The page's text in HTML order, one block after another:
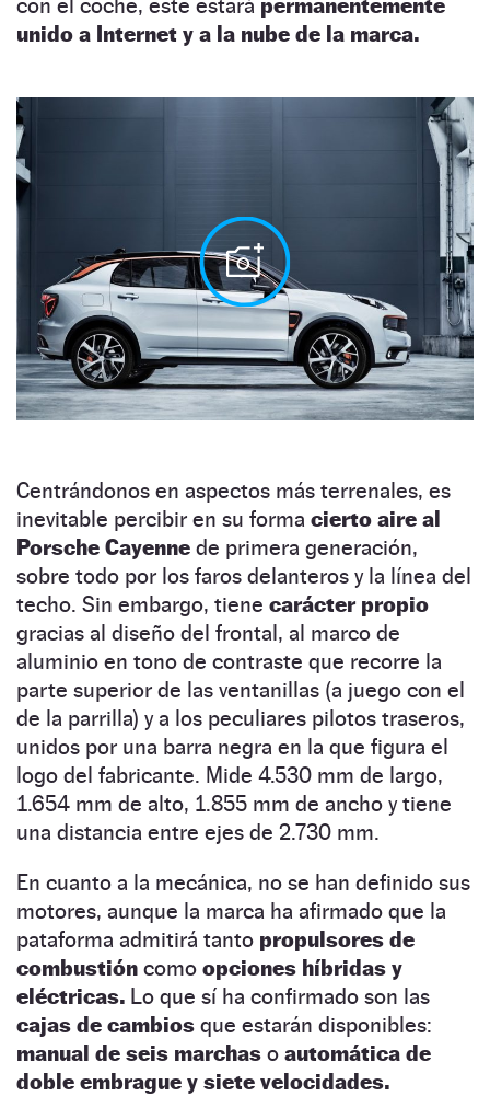
con el coche, este estará permanentemente
unido a Internet y a la nube de la marca.
Centrándonos en aspectos más terrenales, es
inevitable percibir en su forma cierto aire al
Porsche Cayenne de primera generación,
sobre todo por los faros delanteros y la línea del
techo. Sin embargo, tiene carácter propio
gracias al diseño del frontal, al marco de
aluminio en tono de contraste que recorre la
parte superior de las ventanillas (a juego con el
de la parrilla) y a los peculiares pilotos traseros,
unidos por una barra negra en la que figura el
logo del fabricante. Mide 4.530 mm de largo,
1.654 mm de alto, 1.855 mm de ancho y tiene
una distancia entre ejes de 2.730 mm.
En cuanto a la mecánica, no se han definido sus
motores, aunque la marca ha afirmado que la
pataforma admitirá tanto propulsores de
combustión como opciones híbridas y
eléctricas. Lo que sí ha confirmado son las
cajas de cambios que estarán disponibles:
manual de seis marchas o automática de
doble embrague y siete velocidades.